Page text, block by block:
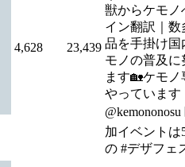
4,628 23,439
獣からケモノ
イン翻訳｜数
品を手掛け国
モノの普及に
ます🏡ケモ
やっています
加イベントは
の #デザフェ